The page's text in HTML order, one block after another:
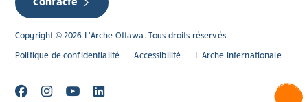
Copyright © 2026 L’Arche Ottawa. Tous droits réservés.
Politique de confidentialité
Accessibilité L’Arche internationale